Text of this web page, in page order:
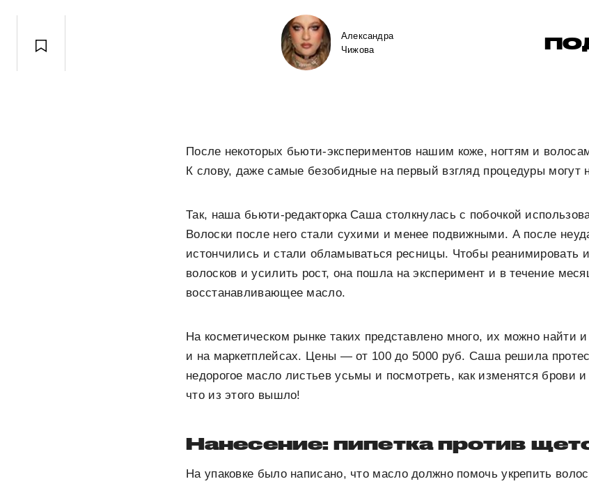
Александра
Чижова
После некоторых бьюти-экспериментов нашим коже, ногтям и
К слову, даже самые безобидные на первый взгляд процедуры могут
Так, наша бьюти-редакторка Саша столкнулась с побочкой
Волоски после него стали сухими и менее подвижными. А после
истончились и стали обламываться ресницы. Чтобы реанимировать
волосков и усилить рост, она пошла на эксперимент и в течение
восстанавливающее масло.
На косметическом рынке таких представлено много, их можно найти и
и на маркетплейсах. Цены — от 100 до 5000 руб. Саша решила
недорогое масло листьев усьмы и посмотреть, как изменятся брови
что из этого вышло!
Нанесение: пипетка против
На упаковке было написано, что масло должно помочь укрепить